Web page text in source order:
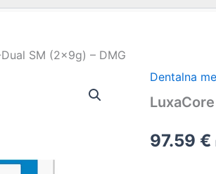
SM (2x9g) – DMG
Dentalna
97.59€